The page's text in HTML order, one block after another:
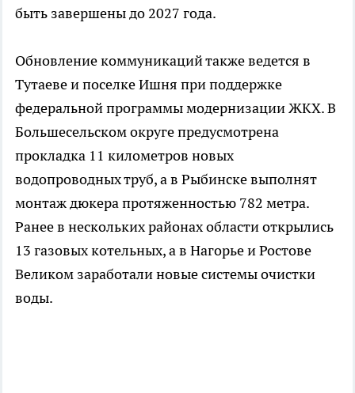
быть завершены до 2027 года.
Обновление коммуникаций также ведется в
Тутаеве и поселке Ишня при поддержке
федеральной программы модернизации ЖКХ. В
Большесельском округе предусмотрена
прокладка 11 километров новых
водопроводных труб, а в Рыбинске выполнят
монтаж дюкера протяженностью 782 метра.
Ранее в нескольких районах области открылись
13 газовых котельных, а в Нагорье и Ростове
Великом заработали новые системы очистки
воды.